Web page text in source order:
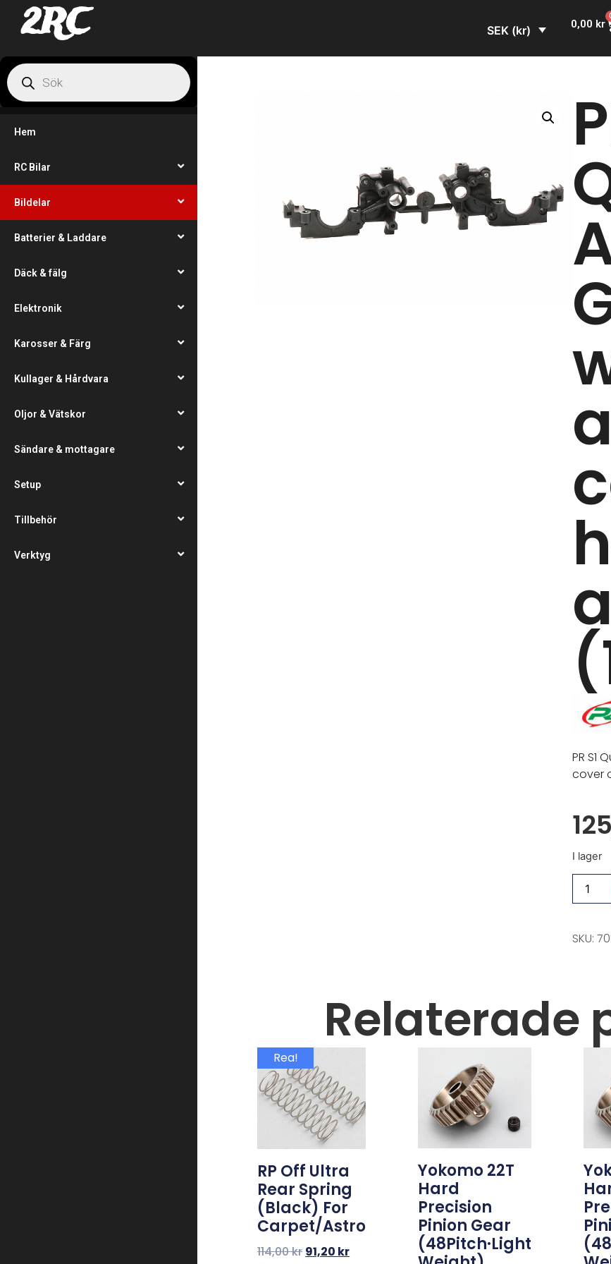
2RC SEK (kr) 0,00 kr
Hem
RC Bilar
Bildelar
Batterier & Laddare
Däck & fälg
Elektronik
Karosser & Färg
Kullager & Hårdvara
Oljor & Vätskor
Sändare & mottagare
Setup
Tillbehör
Verktyg
PR S1
cover
I lager
SKU:
Relaterade
Rea!
RP Off Ultra
Rear Spring
(Black) For
Carpet/Astro
114,00kr 91,20 kr
Yokomo 22T
Hard
Precision
Pinion Gear
(48Pitch·Light